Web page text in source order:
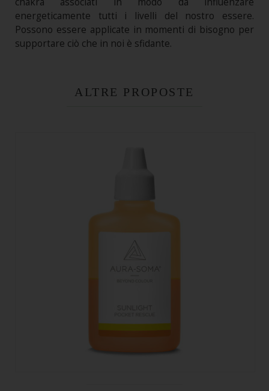
energeticamente tutti i livelli del nostro essere.
Possono essere applicate in momenti di bisogno per
supportare ciò che in noi è sfidante.
ALTRE PROPOSTE